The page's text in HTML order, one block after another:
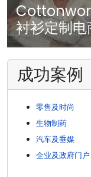
衬衫定制电
成功案例
零售及时尚
生物制药
汽车及垂媒
企业及政府门户